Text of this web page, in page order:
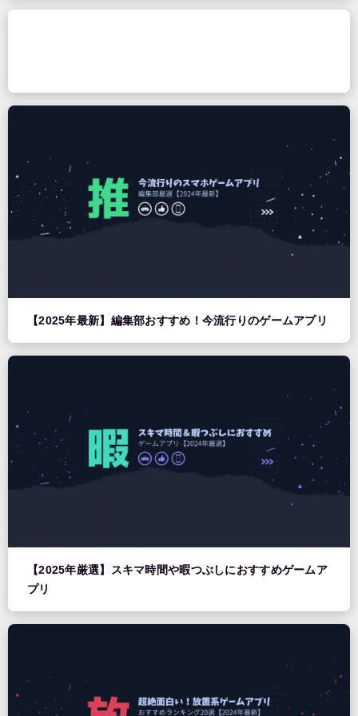
【2025年最新】編集部おすすめ！今流行りのゲームアプリ
【2025年厳選】スキマ時間や暇つぶしにおすすめゲームア
プリ